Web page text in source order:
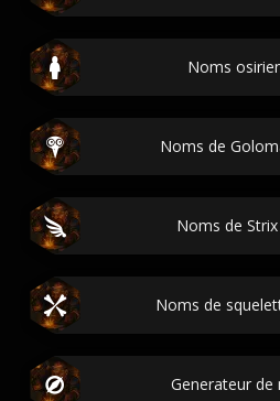
Noms
Noms de
Noms de
Noms de
Generateur de